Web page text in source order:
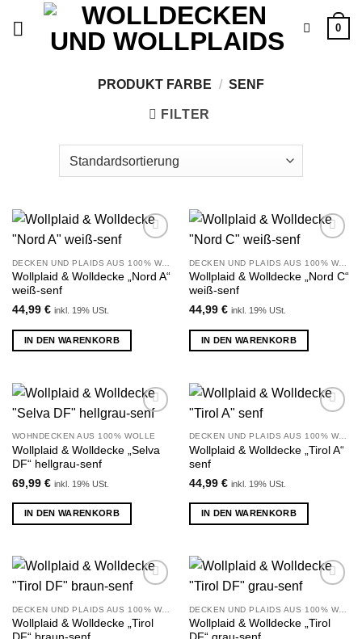
0
PRODUKT FARBE / SENF
FILTER
Wunschliste
hinzufügen
DECKEN UND PLAIDS AUS 100% WOLLE
Wollplaid & Wolldecke „Nord A“
weiß-senf
44,99 € inkl. 19% USt.
IN DEN WARENKORB
Wunschliste
hinzufügen
DECKEN UND PLAIDS AUS 100% WOLLE
Wollplaid & Wolldecke „Nord C“
weiß-senf
44,99 € inkl. 19% USt.
IN DEN WARENKORB
Wunschliste
hinzufügen
WOHNDECKEN AUS 100% WOLLE
Wollplaid & Wolldecke „Selva
DF“ hellgrau-senf
69,99 € inkl. 19% USt.
IN DEN WARENKORB
Wunschliste
hinzufügen
DECKEN UND PLAIDS AUS 100% WOLLE
Wollplaid & Wolldecke „Tirol A“
senf
44,99 € inkl. 19% USt.
IN DEN WARENKORB
Wunschliste
hinzufügen
DECKEN UND PLAIDS AUS 100% WOLLE
Wollplaid & Wolldecke „Tirol
Wunschliste
hinzufügen
DECKEN UND PLAIDS AUS 100% WOLLE
Wollplaid & Wolldecke „Tirol